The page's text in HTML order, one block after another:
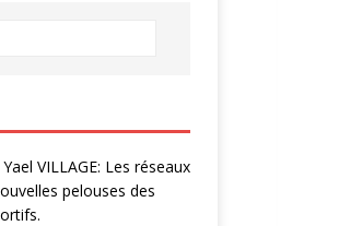
VILLAGE: Les réseaux
pelouses des